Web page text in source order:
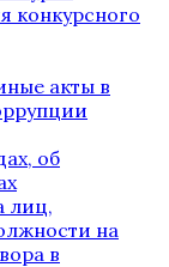
конкурсного
акты в
об
лиц,
на
в